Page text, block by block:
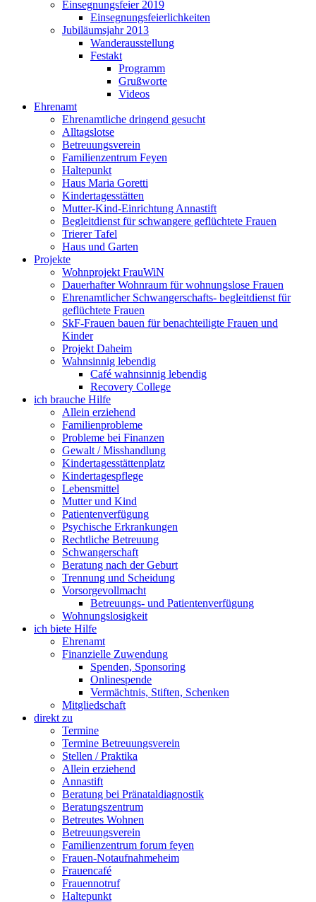
Einsegnungsfeier 2019
Einsegnungsfeierlichkeiten
Jubiläumsjahr 2013
Wanderausstellung
Festakt
Programm
Grußworte
Videos
Ehrenamt
Ehrenamtliche dringend gesucht
Alltagslotse
Betreuungsverein
Familienzentrum Feyen
Haltepunkt
Haus Maria Goretti
Kindertagesstätten
Mutter-Kind-Einrichtung Annastift
Begleitdienst für schwangere geflüchtete Frauen
Trierer Tafel
Haus und Garten
Projekte
Wohnprojekt FrauWiN
Dauerhafter Wohnraum für wohnungslose Frauen
Ehrenamtlicher Schwangerschafts- begleitdienst für
geflüchtete Frauen
SkF-Frauen bauen für benachteiligte Frauen und
Kinder
Projekt Daheim
Wahnsinnig lebendig
Café wahnsinnig lebendig
Recovery College
ich brauche Hilfe
Allein erziehend
Familienprobleme
Probleme bei Finanzen
Gewalt / Misshandlung
Kindertagesstättenplatz
Kindertagespflege
Lebensmittel
Mutter und Kind
Patientenverfügung
Psychische Erkrankungen
Rechtliche Betreuung
Schwangerschaft
Beratung nach der Geburt
Trennung und Scheidung
Vorsorgevollmacht
Betreuungs- und Patientenverfügung
Wohnungslosigkeit
ich biete Hilfe
Ehrenamt
Finanzielle Zuwendung
Spenden, Sponsoring
Onlinespende
Vermächtnis, Stiften, Schenken
Mitgliedschaft
direkt zu
Termine
Termine Betreuungsverein
Stellen / Praktika
Allein erziehend
Annastift
Beratung bei Pränataldiagnostik
Beratungszentrum
Betreutes Wohnen
Betreuungsverein
Familienzentrum forum feyen
Frauen-Notaufnahmeheim
Frauencafé
Frauennotruf
Haltepunkt